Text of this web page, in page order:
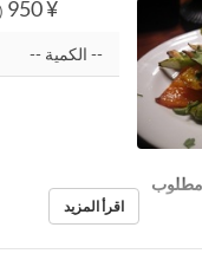
¥ 950
مطلوب
اقرأ المزيد